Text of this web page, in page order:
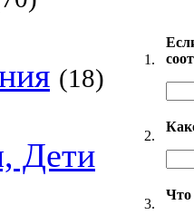
(18)
Дети
1.
2.
3.
Что